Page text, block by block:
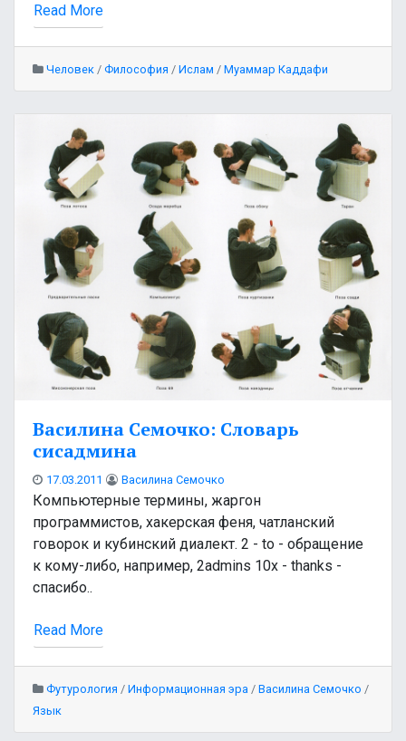
Read More
Человек / Философия / Ислам / Муаммар Каддафи
Василина Семочко: Словарь
сисадмина
17.03.2011 Василина Семочко
Компьютерные термины, жаргон
программистов, хакерская феня, чатланский
говорок и кубинский диалект. 2 - to - обращение
к кому-либо, например, 2admins 10х - thanks -
спасибо..
Read More
Футурология / Информационная эра / Василина Семочко /
Язык